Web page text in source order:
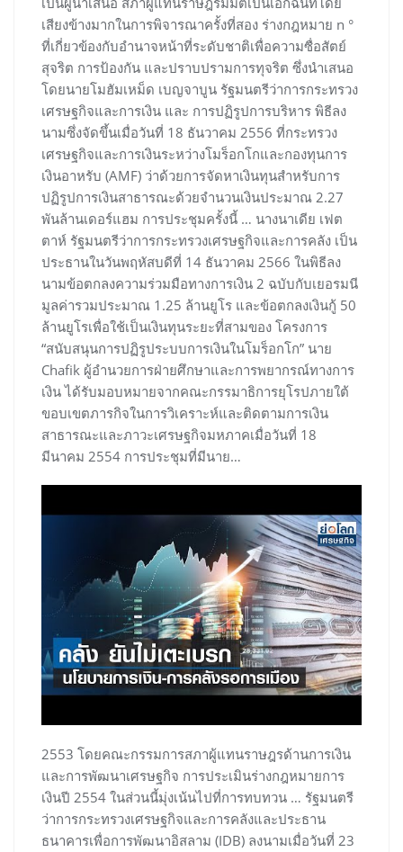
เสียงข้างมากในการพิจารณาครั้งที่สอง ร่างกฎหมาย n °
ที่เกี่ยวข้องกับอำนาจหน้าที่ระดับชาติเพื่อความซื่อสัตย์
สุจริต การป้องกัน และปราบปรามการทุจริต ซึ่งนำเสนอ
โดยนายโมฮัมเหม็ด เบญจาบูน รัฐมนตรีว่าการกระทรวง
เศรษฐกิจและการเงิน และ การปฏิรูปการบริหาร พิธีลง
นามซึ่งจัดขึ้นเมื่อวันที่ 18 ธันวาคม 2556 ที่กระทรวง
เศรษฐกิจและการเงินระหว่างโมร็อกโกและกองทุนการ
เงินอาหรับ (AMF) ว่าด้วยการจัดหาเงินทุนสำหรับการ
ปฏิรูปการเงินสาธารณะด้วยจำนวนเงินประมาณ 2.27
พันล้านเดอร์แฮม การประชุมครั้งนี้ … นางนาเดีย เฟต
ตาห์ รัฐมนตรีว่าการกระทรวงเศรษฐกิจและการคลัง เป็น
ประธานในวันพฤหัสบดีที่ 14 ธันวาคม 2566 ในพิธีลง
นามข้อตกลงความร่วมมือทางการเงิน 2 ฉบับกับเยอรมนี
มูลค่ารวมประมาณ 1.25 ล้านยูโร และข้อตกลงเงินกู้ 50
ล้านยูโรเพื่อใช้เป็นเงินทุนระยะที่สามของ โครงการ
“สนับสนุนการปฏิรูประบบการเงินในโมร็อกโก” นาย
Chafik ผู้อำนวยการฝ่ายศึกษาและการพยากรณ์ทางการ
เงิน ได้รับมอบหมายจากคณะกรรมาธิการยุโรปภายใต้
ขอบเขตภารกิจในการวิเคราะห์และติดตามการเงิน
สาธารณะและภาวะเศรษฐกิจมหภาคเมื่อวันที่ 18
มีนาคม 2554 การประชุมที่มีนาย…
2553 โดยคณะกรรมการสภาผู้แทนราษฎรด้านการเงิน
และการพัฒนาเศรษฐกิจ การประเมินร่างกฎหมายการ
เงินปี 2554 ในส่วนนี้มุ่งเน้นไปที่การทบทวน … รัฐมนตรี
ว่าการกระทรวงเศรษฐกิจและการคลังและประธาน
ธนาคารเพื่อการพัฒนาอิสลาม (IDB) ลงนามเมื่อวันที่ 23